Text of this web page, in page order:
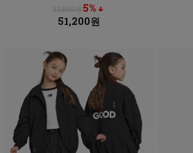
53,800원5% ↓
51,200원